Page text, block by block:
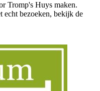
Tromp's Huys maken.
echt bezoeken, bekijk de